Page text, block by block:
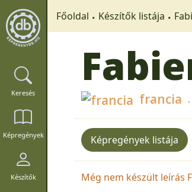
Keresés
Képregények
Készítők
Főoldal Készítők listája
francia
Képregények listája
Még nem készült leírás